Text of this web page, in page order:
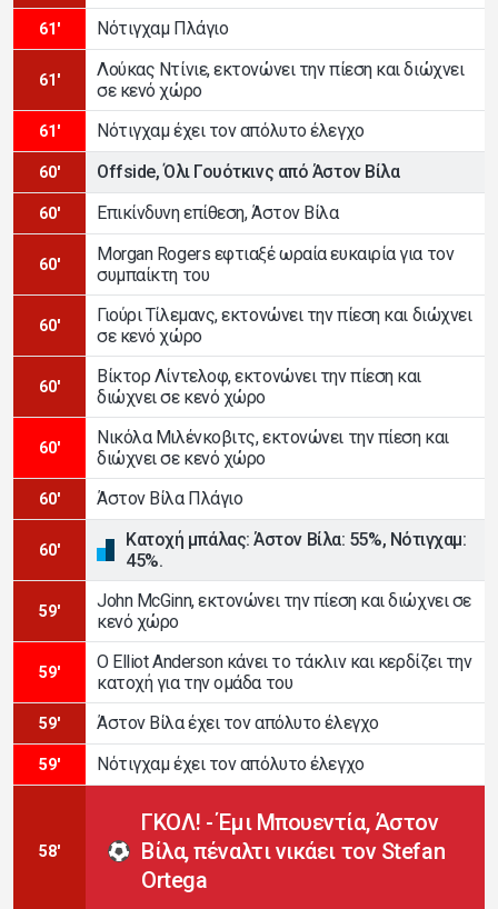
61' Νότιγχαμ Πλάγιο
61'
Λούκας Ντίνιε, εκτονώνει την πίεση και διώχνει
σε κενό χώρο
61' Νότιγχαμ έχει τον απόλυτο έλεγχο
60' Offside, Όλι Γουότκινς από Άστον Βίλα
60' Επικίνδυνη επίθεση, Άστον Βίλα
60'
Morgan Rogers εφτιαξέ ωραία ευκαιρία για τον
συμπαίκτη του
60'
Γιούρι Τίλεμανς, εκτονώνει την πίεση και διώχνει
σε κενό χώρο
60'
Βίκτορ Λίντελοφ, εκτονώνει την πίεση και
διώχνει σε κενό χώρο
60'
Νικόλα Μιλένκοβιτς, εκτονώνει την πίεση και
διώχνει σε κενό χώρο
60' Άστον Βίλα Πλάγιο
60'
Κατοχή μπάλας: Άστον Βίλα: 55%, Νότιγχαμ:
45%.
59'
John McGinn, εκτονώνει την πίεση και διώχνει σε
κενό χώρο
59'
Ο Elliot Anderson κάνει το τάκλιν και κερδίζει την
κατοχή για την ομάδα του
59' Άστον Βίλα έχει τον απόλυτο έλεγχο
59' Νότιγχαμ έχει τον απόλυτο έλεγχο
58'
ΓΚΟΛ! - Έμι Μπουεντία, Άστον
Βίλα, πέναλτι νικάει τον Stefan
Ortega